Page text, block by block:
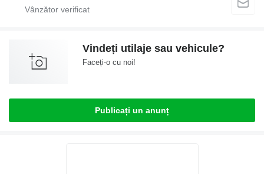
Vindeți utilaje sau vehicule?
Faceți-o cu noi!
Publicați un anunț